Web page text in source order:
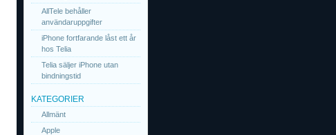
AllTele behåller
användaruppgifter
iPhone fortfarande låst ett år
hos Telia
Telia säljer iPhone utan
bindningstid
KATEGORIER
Allmänt
Apple